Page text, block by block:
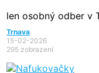
len osobný odber v
Trnava
15-02-2026
295 zobrazení